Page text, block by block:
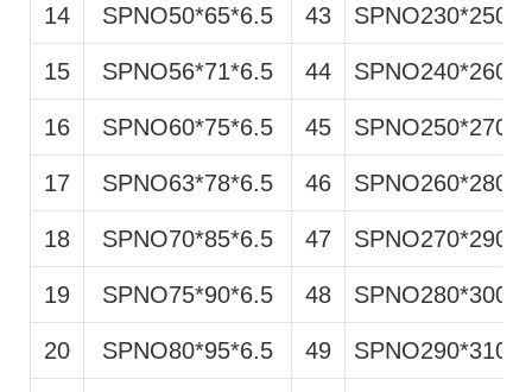
14 SPNO50*65*6.5 43
15 SPNO56*71*6.5 44
16 SPNO60*75*6.5 45
17 SPNO63*78*6.5 46
18 SPNO70*85*6.5 47
19 SPNO75*90*6.5 48
20 SPNO80*95*6.5 49